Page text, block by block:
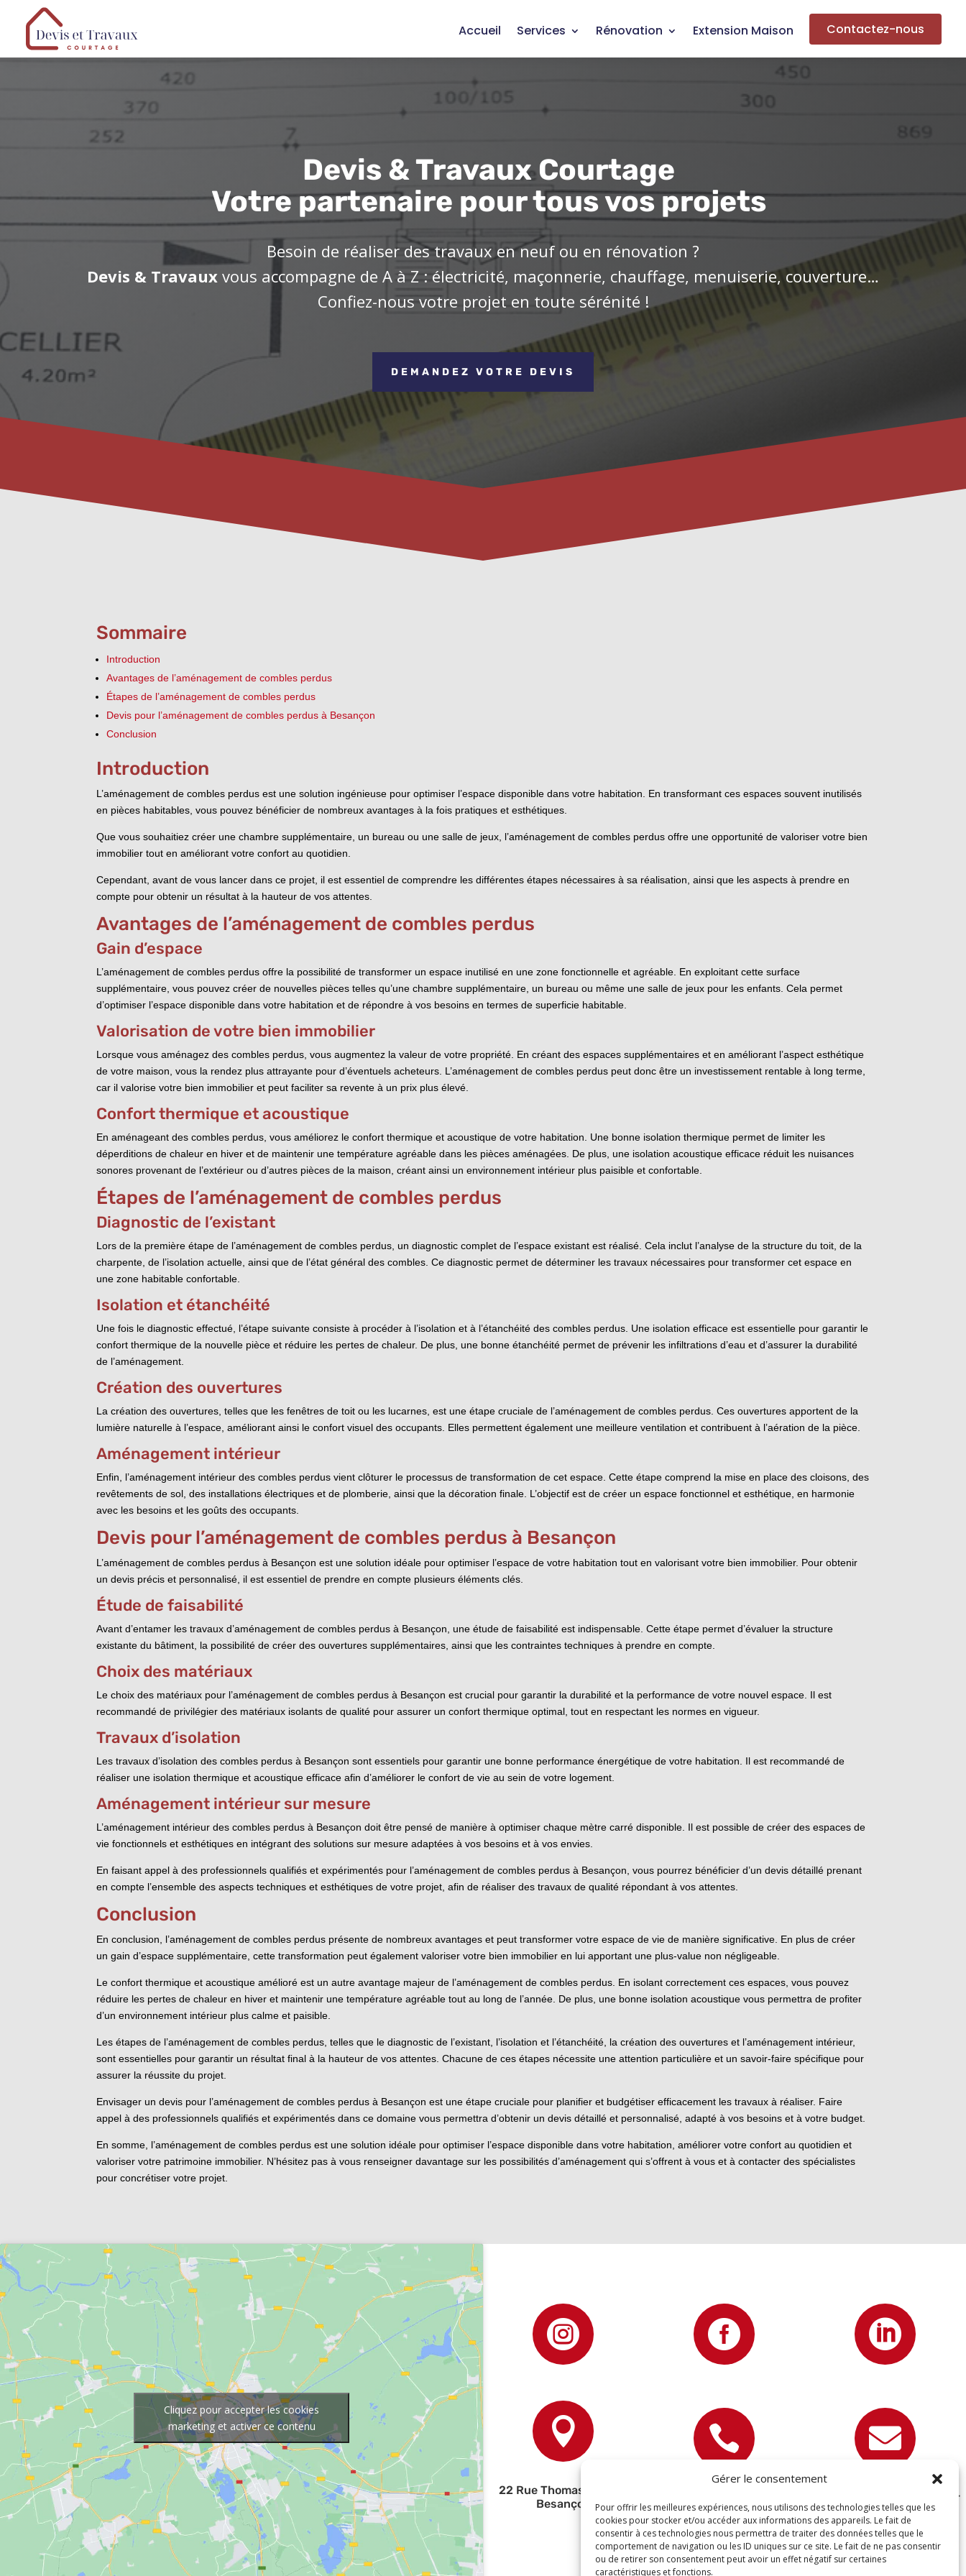
Gérer le consentement
Pour offrir les meilleures expériences, nous utilisons des technologies telles que les
cookies pour stocker et/ou accéder aux informations des appareils. Le fait de
consentir à ces technologies nous permettra de traiter des données telles que le
comportement de navigation ou les ID uniques sur ce site. Le fait de ne pas consentir
ou de retirer son consentement peut avoir un effet négatif sur certaines
caractéristiques et fonctions.
Accueil Services Rénovation Extension Maison Contactez-nous
Devis & Travaux Courtage
Votre partenaire pour tous vos projets
Besoin de réaliser des travaux en neuf ou en rénovation ?
Devis & Travaux vous accompagne de A à Z : électricité, maçonnerie, chauffage, menuiserie, couverture…
Confiez-nous votre projet en toute sérénité !
DEMANDEZ VOTRE DEVIS
Sommaire
Introduction
Avantages de l’aménagement de combles perdus
Étapes de l’aménagement de combles perdus
Devis pour l’aménagement de combles perdus à Besançon
Conclusion
Introduction
L’aménagement de combles perdus est une solution ingénieuse pour optimiser l’espace disponible dans votre habitation. En transformant ces espaces souvent inutilisés
en pièces habitables, vous pouvez bénéficier de nombreux avantages à la fois pratiques et esthétiques.
Que vous souhaitiez créer une chambre supplémentaire, un bureau ou une salle de jeux, l’aménagement de combles perdus offre une opportunité de valoriser votre bien
immobilier tout en améliorant votre confort au quotidien.
Cependant, avant de vous lancer dans ce projet, il est essentiel de comprendre les différentes étapes nécessaires à sa réalisation, ainsi que les aspects à prendre en
compte pour obtenir un résultat à la hauteur de vos attentes.
Avantages de l’aménagement de combles perdus
Gain d’espace
L’aménagement de combles perdus offre la possibilité de transformer un espace inutilisé en une zone fonctionnelle et agréable. En exploitant cette surface
supplémentaire, vous pouvez créer de nouvelles pièces telles qu’une chambre supplémentaire, un bureau ou même une salle de jeux pour les enfants. Cela permet
d’optimiser l’espace disponible dans votre habitation et de répondre à vos besoins en termes de superficie habitable.
Valorisation de votre bien immobilier
Lorsque vous aménagez des combles perdus, vous augmentez la valeur de votre propriété. En créant des espaces supplémentaires et en améliorant l’aspect esthétique
de votre maison, vous la rendez plus attrayante pour d’éventuels acheteurs. L’aménagement de combles perdus peut donc être un investissement rentable à long terme,
car il valorise votre bien immobilier et peut faciliter sa revente à un prix plus élevé.
Confort thermique et acoustique
En aménageant des combles perdus, vous améliorez le confort thermique et acoustique de votre habitation. Une bonne isolation thermique permet de limiter les
déperditions de chaleur en hiver et de maintenir une température agréable dans les pièces aménagées. De plus, une isolation acoustique efficace réduit les nuisances
sonores provenant de l’extérieur ou d’autres pièces de la maison, créant ainsi un environnement intérieur plus paisible et confortable.
Étapes de l’aménagement de combles perdus
Diagnostic de l’existant
Lors de la première étape de l’aménagement de combles perdus, un diagnostic complet de l’espace existant est réalisé. Cela inclut l’analyse de la structure du toit, de la
charpente, de l’isolation actuelle, ainsi que de l’état général des combles. Ce diagnostic permet de déterminer les travaux nécessaires pour transformer cet espace en
une zone habitable confortable.
Isolation et étanchéité
Une fois le diagnostic effectué, l’étape suivante consiste à procéder à l’isolation et à l’étanchéité des combles perdus. Une isolation efficace est essentielle pour garantir le
confort thermique de la nouvelle pièce et réduire les pertes de chaleur. De plus, une bonne étanchéité permet de prévenir les infiltrations d’eau et d’assurer la durabilité
de l’aménagement.
Création des ouvertures
La création des ouvertures, telles que les fenêtres de toit ou les lucarnes, est une étape cruciale de l’aménagement de combles perdus. Ces ouvertures apportent de la
lumière naturelle à l’espace, améliorant ainsi le confort visuel des occupants. Elles permettent également une meilleure ventilation et contribuent à l’aération de la pièce.
Aménagement intérieur
Enfin, l’aménagement intérieur des combles perdus vient clôturer le processus de transformation de cet espace. Cette étape comprend la mise en place des cloisons, des
revêtements de sol, des installations électriques et de plomberie, ainsi que la décoration finale. L’objectif est de créer un espace fonctionnel et esthétique, en harmonie
avec les besoins et les goûts des occupants.
Devis pour l’aménagement de combles perdus à Besançon
L’aménagement de combles perdus à Besançon est une solution idéale pour optimiser l’espace de votre habitation tout en valorisant votre bien immobilier. Pour obtenir
un devis précis et personnalisé, il est essentiel de prendre en compte plusieurs éléments clés.
Étude de faisabilité
Avant d’entamer les travaux d’aménagement de combles perdus à Besançon, une étude de faisabilité est indispensable. Cette étape permet d’évaluer la structure
existante du bâtiment, la possibilité de créer des ouvertures supplémentaires, ainsi que les contraintes techniques à prendre en compte.
Choix des matériaux
Le choix des matériaux pour l’aménagement de combles perdus à Besançon est crucial pour garantir la durabilité et la performance de votre nouvel espace. Il est
recommandé de privilégier des matériaux isolants de qualité pour assurer un confort thermique optimal, tout en respectant les normes en vigueur.
Travaux d’isolation
Les travaux d’isolation des combles perdus à Besançon sont essentiels pour garantir une bonne performance énergétique de votre habitation. Il est recommandé de
réaliser une isolation thermique et acoustique efficace afin d’améliorer le confort de vie au sein de votre logement.
Aménagement intérieur sur mesure
L’aménagement intérieur des combles perdus à Besançon doit être pensé de manière à optimiser chaque mètre carré disponible. Il est possible de créer des espaces de
vie fonctionnels et esthétiques en intégrant des solutions sur mesure adaptées à vos besoins et à vos envies.
En faisant appel à des professionnels qualifiés et expérimentés pour l’aménagement de combles perdus à Besançon, vous pourrez bénéficier d’un devis détaillé prenant
en compte l’ensemble des aspects techniques et esthétiques de votre projet, afin de réaliser des travaux de qualité répondant à vos attentes.
Conclusion
En conclusion, l’aménagement de combles perdus présente de nombreux avantages et peut transformer votre espace de vie de manière significative. En plus de créer
un gain d’espace supplémentaire, cette transformation peut également valoriser votre bien immobilier en lui apportant une plus-value non négligeable.
Le confort thermique et acoustique amélioré est un autre avantage majeur de l’aménagement de combles perdus. En isolant correctement ces espaces, vous pouvez
réduire les pertes de chaleur en hiver et maintenir une température agréable tout au long de l’année. De plus, une bonne isolation acoustique vous permettra de profiter
d’un environnement intérieur plus calme et paisible.
Les étapes de l’aménagement de combles perdus, telles que le diagnostic de l’existant, l’isolation et l’étanchéité, la création des ouvertures et l’aménagement intérieur,
sont essentielles pour garantir un résultat final à la hauteur de vos attentes. Chacune de ces étapes nécessite une attention particulière et un savoir-faire spécifique pour
assurer la réussite du projet.
Envisager un devis pour l’aménagement de combles perdus à Besançon est une étape cruciale pour planifier et budgétiser efficacement les travaux à réaliser. Faire
appel à des professionnels qualifiés et expérimentés dans ce domaine vous permettra d’obtenir un devis détaillé et personnalisé, adapté à vos besoins et à votre budget.
En somme, l’aménagement de combles perdus est une solution idéale pour optimiser l’espace disponible dans votre habitation, améliorer votre confort au quotidien et
valoriser votre patrimoine immobilier. N’hésitez pas à vous renseigner davantage sur les possibilités d’aménagement qui s’offrent à vous et à contacter des spécialistes
pour concrétiser votre projet.
Cliquez pour accepter les cookies
marketing et activer ce contenu
  

22 Rue Thomas Edison,
Besançon
 
contact@devisettravaux.fr